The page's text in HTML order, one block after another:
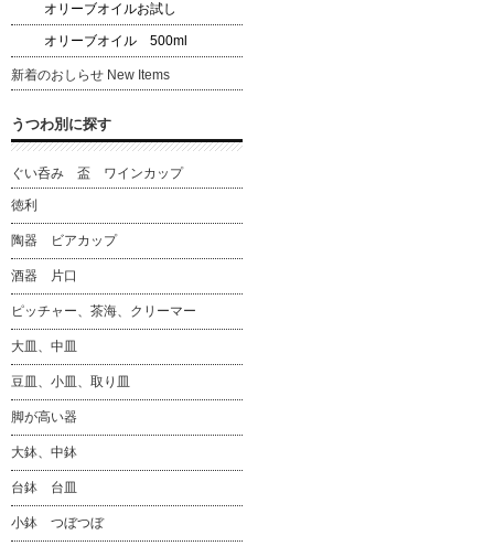
オリーブオイルお試し
オリーブオイル 500ml
新着のおしらせ New Items
うつわ別に探す
ぐい呑み 盃 ワインカップ
徳利
陶器 ビアカップ
酒器 片口
ピッチャー、茶海、クリーマー
大皿、中皿
豆皿、小皿、取り皿
脚が高い器
大鉢、中鉢
台鉢 台皿
小鉢 つぼつぼ